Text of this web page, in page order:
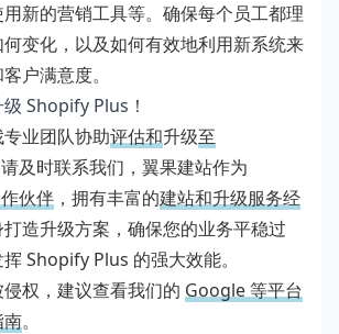
新的营销工具等。确保每个员工都理
变化，以及如何有效地利用新系统来
户满意度。
Shopify Plus！
业团队协助评估和升级至
请及时联系我们，翼果建站作为
伙伴 ，拥有丰富的建站和升级服务经
打造升级方案，确保您的业务平稳过
Shopify Plus 的强大效能。
权，建议查看我们的 Google 等平台
南。